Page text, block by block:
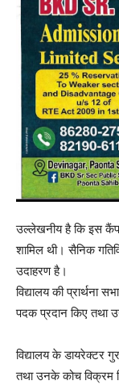
उल्लेखनीय है कि इस कैंप
शामिल थी। सैनिक
उदाहरण है।
विद्यालय की प्रार्थना
पदक प्रदान किए तथा
विद्यालय के डायरेक्टर
तथा उनके कोच विक्रम